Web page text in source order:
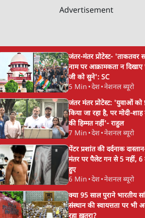
Advertisement
जंतर-मंतर प्रोटेस्ट- 'ताकतवर
नाम पर आक्रामकता न
जी को सुने': SC
5 Min •देश•नेशनल ब्यूरो
जंतर मंतर प्रोटेस्ट: 'युवाओं को
किया जा रहा है, पर मोदी-
की हिम्मत नहीं'- राहुल
7 Min •देश•नेशनल ब्यूरो
पेंटर प्रशांत की दर्दनाक
मंतर पर पैलेट गन से 5 नहीं, 6
हुए
6 Min •देश•नेशनल ब्यूरो
क्या 95 साल पुराने भारतीय
संस्थान की स्वायत्तता पर भी